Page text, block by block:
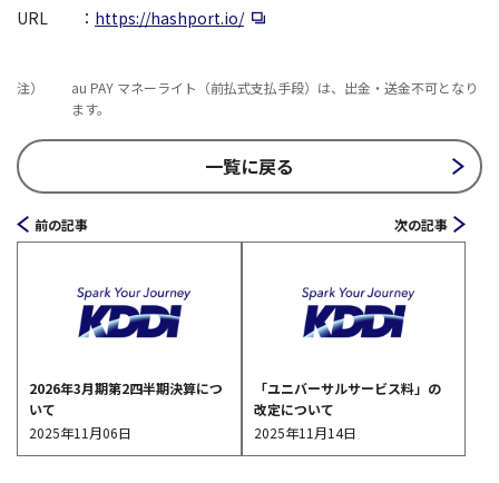
URL
： https://hashport.io/新規ウィンドウで開く
注）
au PAY マネーライト（前払式支払手段）は、出金・送金不可となり
ます。
一覧に戻る
前の記事
2026年3月期第2四半期決算につ
いて
2025年11月06日
次の記事
「ユニバーサルサービス料」の
改定について
2025年11月14日